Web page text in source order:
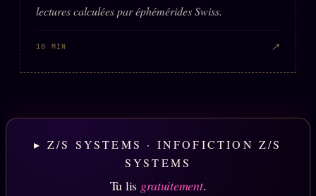
lectures calculées par éphémérides Swiss.
18 MIN ↗
▸ Z/S SYSTEMS · INFOFICTION Z/S
SYSTEMS
Tu lis gratuitement.